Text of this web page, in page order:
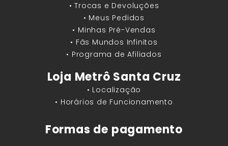
• Trocas e Devoluções
• Meus Pedidos
• Minhas Pré-Vendas
• Fãs Mundos Infinitos
• Programa de Afiliados
Loja Metrô Santa Cruz
• Localização
• Horários de Funcionamento
Formas de pagamento